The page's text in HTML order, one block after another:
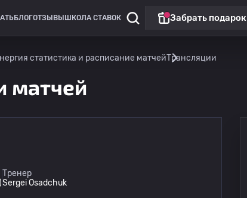
БЛОГОТЗЫВЫ ШКОЛА СТАВОК Забрать подарок
статистика и расписание матчейТрансляции
матчей
Тренер
Sergei Osadchuk